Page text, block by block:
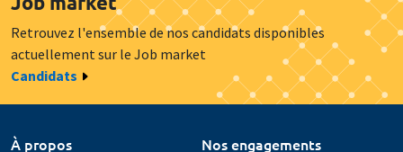
Retrouvez l'ensemble de nos candidats disponibles
actuellement sur le Job market
Candidats
À propos
Nos engagements